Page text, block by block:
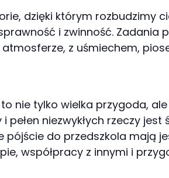
dzięki którym rozbudzimy
i zwinność. Zadania
atmosferze, z uśmiechem,
to nie tylko wielka przygoda,
pełen niezwykłych rzeczy
pójście do przedszkola mają
współpracy z innymi i